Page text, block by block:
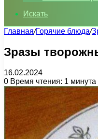
Искать
Главная/Горячие блюда/
Зразы
16.02.2024
0 Время чтения: 1 минута